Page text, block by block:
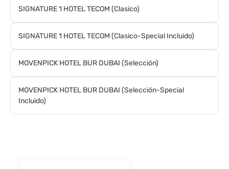
SIGNATURE 1 HOTEL TECOM (Clasico)
SIGNATURE 1 HOTEL TECOM (Clasico-Special Incluido)
MOVENPICK HOTEL BUR DUBAI (Selección)
MOVENPICK HOTEL BUR DUBAI (Selección-Special
Incluido)